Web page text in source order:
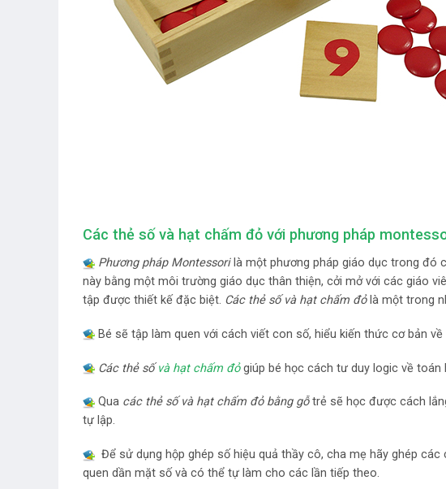
Các thẻ số và hạt chấm đỏ với phương pháp
Phương pháp Montessori là một phương pháp giáo dục trong đó
này bằng một môi trường giáo dục thân thiện, cởi mở với các giáo
tập được thiết kế đặc biệt. Các thẻ số và hạt chấm đỏlà một trong
Bé sẽ tập làm quen với cách viết con số, hiểu kiến thức cơ bản
Các thẻ sốvà hạt chấm đỏgiúp bé học cách tư duy logic về toán
Qua các thẻ số và hạt chấm đỏ bằng gỗtrẻ sẽ học được cách
tự lập.
Để sử dụng hộp ghép số hiệu quả thầy cô, cha mẹ hãy ghép
quen dần mặt số và có thể tự làm cho các lần tiếp theo.